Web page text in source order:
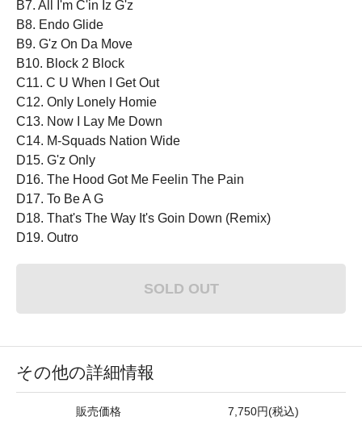
B7. All I'm C'in Iz G'z
B8. Endo Glide
B9. G'z On Da Move
B10. Block 2 Block
C11. C U When I Get Out
C12. Only Lonely Homie
C13. Now I Lay Me Down
C14. M-Squads Nation Wide
D15. G'z Only
D16. The Hood Got Me Feelin The Pain
D17. To Be A G
D18. That's The Way It's Goin Down (Remix)
D19. Outro
SOLD OUT
その他の詳細情報
販売価格 7,750円(税込)